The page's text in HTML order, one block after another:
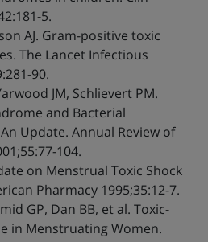
5.
AJ. Gram-positive toxic
The Lancet Infectious
90.
JM, Schlievert PM.
and Bacterial
Update. Annual Review of
104.
on Menstrual Toxic Shock
Pharmacy 1995;35:12-7.
GP, Dan BB, et al. Toxic-
in Menstruating Women.